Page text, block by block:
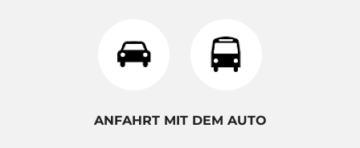
ANFAHRT MIT DEM AUTO